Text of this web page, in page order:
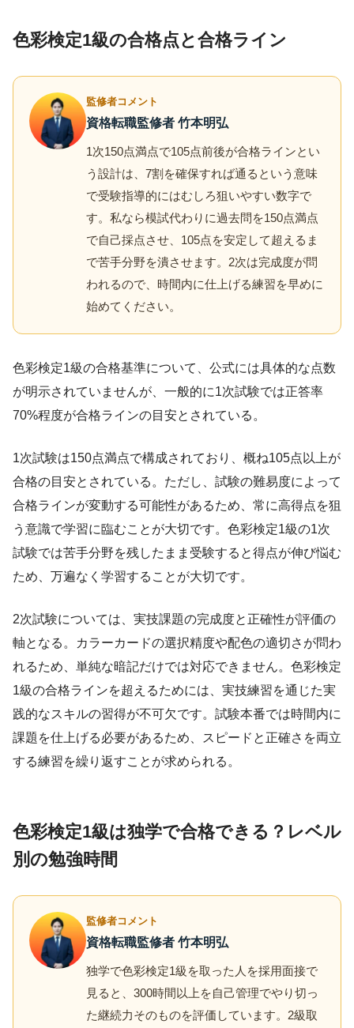
色彩検定1級の合格点と合格ライン
監修者コメント
資格転職監修者 竹本明弘
1次150点満点で105点前後が合格ラインとい
う設計は、7割を確保すれば通るという意味
で受験指導的にはむしろ狙いやすい数字で
す。私なら模試代わりに過去問を150点満点
で自己採点させ、105点を安定して超えるま
で苦手分野を潰させます。2次は完成度が問
われるので、時間内に仕上げる練習を早めに
始めてください。
色彩検定1級の合格基準について、公式には具体的な点数
が明示されていませんが、一般的に1次試験では正答率
70%程度が合格ラインの目安とされている。
1次試験は150点満点で構成されており、概ね105点以上が
合格の目安とされている。ただし、試験の難易度によって
合格ラインが変動する可能性があるため、常に高得点を狙
う意識で学習に臨むことが大切です。色彩検定1級の1次
試験では苦手分野を残したまま受験すると得点が伸び悩む
ため、万遍なく学習することが大切です。
2次試験については、実技課題の完成度と正確性が評価の
軸となる。カラーカードの選択精度や配色の適切さが問わ
れるため、単純な暗記だけでは対応できません。色彩検定
1級の合格ラインを超えるためには、実技練習を通じた実
践的なスキルの習得が不可欠です。試験本番では時間内に
課題を仕上げる必要があるため、スピードと正確さを両立
する練習を繰り返すことが求められる。
色彩検定1級は独学で合格できる？レベル
別の勉強時間
監修者コメント
資格転職監修者 竹本明弘
独学で色彩検定1級を取った人を採用面接で
見ると、300時間以上を自己管理でやり切っ
た継続力そのものを評価しています。2級取